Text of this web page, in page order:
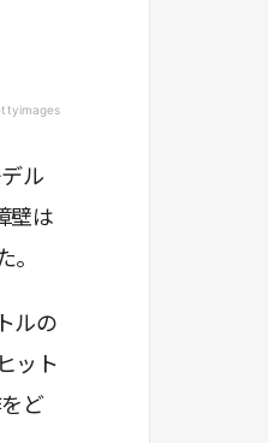
ル
壁は
ルの
ット
ど